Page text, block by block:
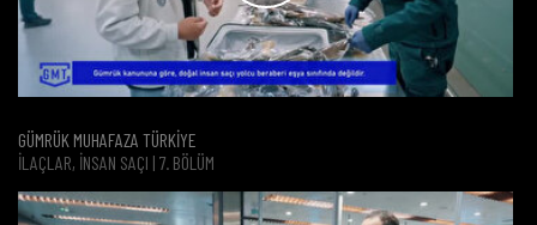
GÜMRÜK MUHAFAZA TÜRKİYE
İLAÇLAR, İNSAN SAÇI | 7. BÖLÜM